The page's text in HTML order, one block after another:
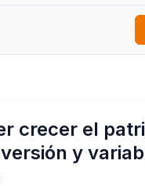
crecer el
y